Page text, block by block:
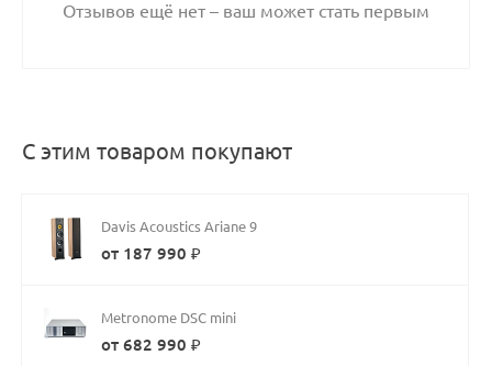
Отзывов ещё нет – ваш может стать первым
С этим товаром покупают
Davis Acoustics Ariane 9
от 187 990 ₽
Metronome DSC mini
от 682 990 ₽